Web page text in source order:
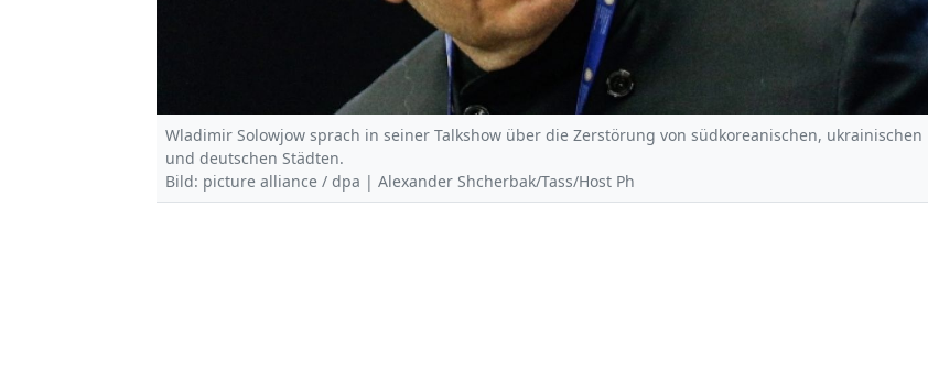
Wladimir Solowjow sprach in seiner Talkshow über die Zerstörung von südkoreanischen, ukrainischen
und deutschen Städten.
Bild: picture alliance / dpa | Alexander Shcherbak/Tass/Host Ph